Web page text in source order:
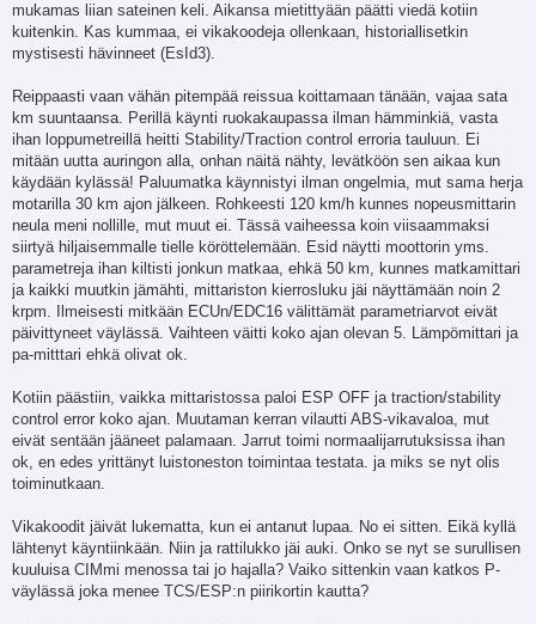
mukamas liian sateinen keli. Aikansa mietittyään päätti viedä kotiin
kuitenkin. Kas kummaa, ei vikakoodeja ollenkaan, historiallisetkin
mystisesti hävinneet (EsId3).
Reippaasti vaan vähän pitempää reissua koittamaan tänään, vajaa sata
km suuntaansa. Perillä käynti ruokakaupassa ilman hämminkiä, vasta
ihan loppumetreillä heitti Stability/Traction control erroria tauluun. Ei
mitään uutta auringon alla, onhan näitä nähty, levätköön sen aikaa kun
käydään kylässä! Paluumatka käynnistyi ilman ongelmia, mut sama herja
motarilla 30 km ajon jälkeen. Rohkeesti 120 km/h kunnes nopeusmittarin
neula meni nollille, mut muut ei. Tässä vaiheessa koin viisaammaksi
siirtyä hiljaisemmalle tielle köröttelemään. Esid näytti moottorin yms.
parametreja ihan kiltisti jonkun matkaa, ehkä 50 km, kunnes matkamittari
ja kaikki muutkin jämähti, mittariston kierrosluku jäi näyttämään noin 2
krpm. Ilmeisesti mitkään ECUn/EDC16 välittämät parametriarvot eivät
päivittyneet väylässä. Vaihteen väitti koko ajan olevan 5. Lämpömittari ja
pa-mitttari ehkä olivat ok.
Kotiin päästiin, vaikka mittaristossa paloi ESP OFF ja traction/stability
control error koko ajan. Muutaman kerran vilautti ABS-vikavaloa, mut
eivät sentään jääneet palamaan. Jarrut toimi normaalijarrutuksissa ihan
ok, en edes yrittänyt luistoneston toimintaa testata. ja miks se nyt olis
toiminutkaan.
Vikakoodit jäivät lukematta, kun ei antanut lupaa. No ei sitten. Eikä kyllä
lähtenyt käyntiinkään. Niin ja rattilukko jäi auki. Onko se nyt se surullisen
kuuluisa CIMmi menossa tai jo hajalla? Vaiko sittenkin vaan katkos P-
väylässä joka menee TCS/ESP:n piirikortin kautta?